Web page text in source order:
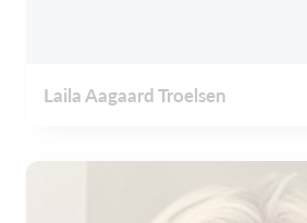
Laila Aagaard Troelsen